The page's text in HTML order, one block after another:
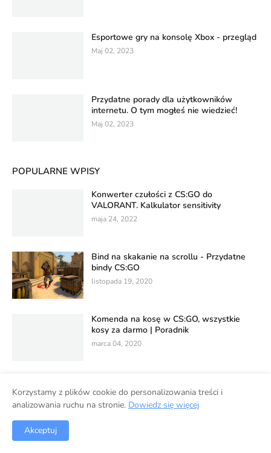
Esportowe gry na konsolę Xbox - przegląd
Maj 02, 2023
Przydatne porady dla użytkowników
internetu. O tym mogłeś nie wiedzieć!
Maj 02, 2023
POPULARNE WPISY
Konwerter czułości z CS:GO do
VALORANT. Kalkulator sensitivity
maja 24, 2022
Bind na skakanie na scrollu - Przydatne
bindy CS:GO
listopada 19, 2020
Komenda na kosę w CS:GO, wszystkie
kosy za darmo | Poradnik
marca 04, 2020
Polityka prywatności
Wykorzystanie danych w usługach Google
Korzystamy z plików cookie do personalizowania treści i
analizowania ruchu na stronie. Dowiedz się więcej
Akceptuj